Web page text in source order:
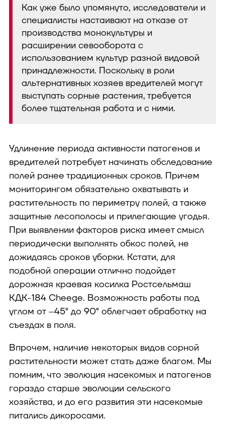
Как уже было упомянуто, исследователи и
специалисты настаивают на отказе от
производства монокультуры и
расширении севооборота с
использованием культур разной видовой
принадлежности. Поскольку в роли
альтернативных хозяев вредителей могут
выступать сорные растения, требуется
более тщательная работа и с ними.
Удлинение периода активности патогенов и
вредителей потребует начинать обследование
полей ранее традиционных сроков. Причем
мониторингом обязательно охватывать и
растительность по периметру полей, а также
защитные лесополосы и прилегающие угодья.
При выявлении факторов риска имеет смысл
периодически выполнять обкос полей, не
дожидаясь сроков уборки. Кстати, для
подобной операции отлично подойдет
дорожная краевая косилка Ростсельмаш
КДК-184 Cheege. Возможность работы под
углом от –45° до 90° облегчает обработку на
съездах в поля.
Впрочем, наличие некоторых видов сорной
растительности может стать даже благом. Мы
помним, что эволюция насекомых и патогенов
гораздо старше эволюции сельского
хозяйства, и до его развития эти насекомые
питались дикоросами.